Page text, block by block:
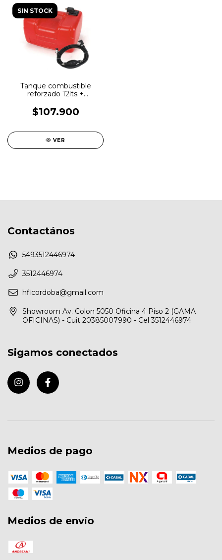
SIN STOCK
Tanque combustible
reforzado 12lts +
$107.900
VER
Contactános
5493512446974
3512446974
hficordoba@gmail.com
Showroom Av. Colon 5050 Oficina 4 Piso 2 (GAMA
OFICINAS) - Cuit 20385007990 - Cel 3512446974
Sigamos conectados
Medios de pago
Medios de envío